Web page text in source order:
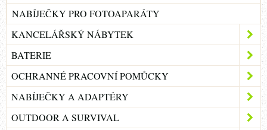
NABÍJEČKY PRO FOTOAPARÁTY
KANCELÁŘSKÝ NÁBYTEK
BATERIE
OCHRANNÉ PRACOVNÍ POMŮCKY
NABÍJEČKY A ADAPTÉRY
OUTDOOR A SURVIVAL